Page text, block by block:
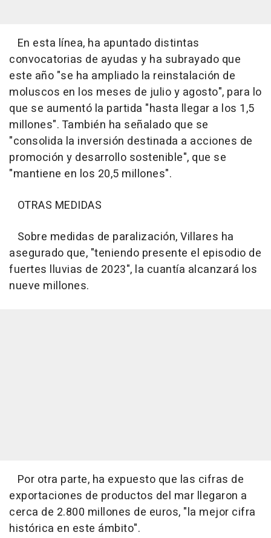
En esta línea, ha apuntado distintas
convocatorias de ayudas y ha subrayado que
este año "se ha ampliado la reinstalación de
moluscos en los meses de julio y agosto", para lo
que se aumentó la partida "hasta llegar a los 1,5
millones". También ha señalado que se
"consolida la inversión destinada a acciones de
promoción y desarrollo sostenible", que se
"mantiene en los 20,5 millones".
OTRAS MEDIDAS
Sobre medidas de paralización, Villares ha
asegurado que, "teniendo presente el episodio de
fuertes lluvias de 2023", la cuantía alcanzará los
nueve millones.
Por otra parte, ha expuesto que las cifras de
exportaciones de productos del mar llegaron a
cerca de 2.800 millones de euros, "la mejor cifra
histórica en este ámbito".